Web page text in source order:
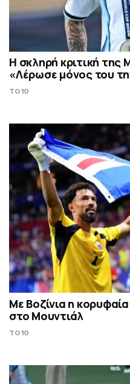
Η σκληρή κριτική της
«Λέρωσε μόνος του
TO10
Με Βοζίνια η
στο Μουντιάλ
TO10